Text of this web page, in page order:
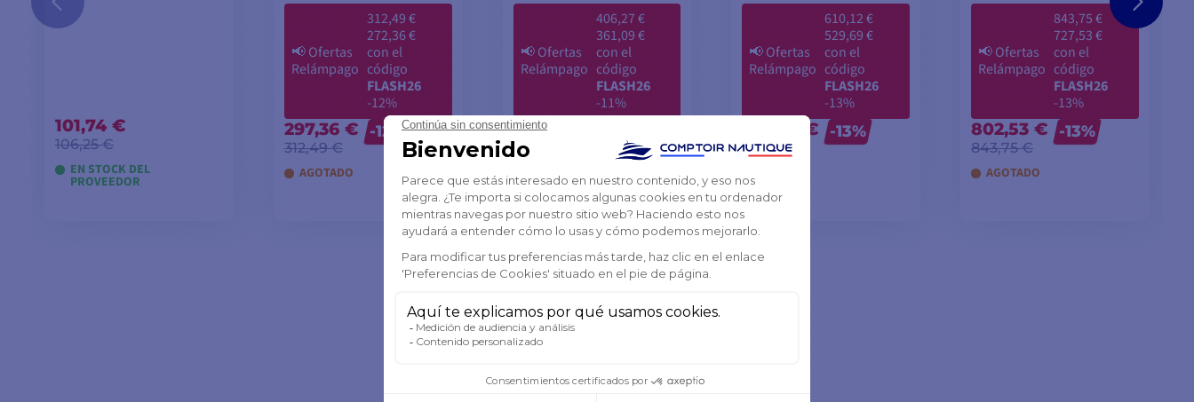
101,74 €
106,25 €
EN STOCK DEL
PROVEEDOR
📢Ofertas
Relámpago
312,49 €
272,36 €
con el
código
FLASH26
-12%
297,36 €
312,49 €
-12%
AGOTADO
AÑADIR A LA CESTA
📢Ofertas
Relámpago
406,27 €
361,09 €
con el
código
FLASH26
-11%
386,09 €
406,27 €
AGOTADO
AÑADIR A LA CESTA
📢Ofertas
Relámpago
610,12 €
529,69 €
con el
código
FLASH26
-13%
579,69 €
610,12 €
-13%
AÑADIR A LA CESTA
📢Ofertas
Relámpago
843,75 €
727,53 €
con el
código
FLASH26
-13%
802,53 €
843,75 €
-13%
AGOTADO